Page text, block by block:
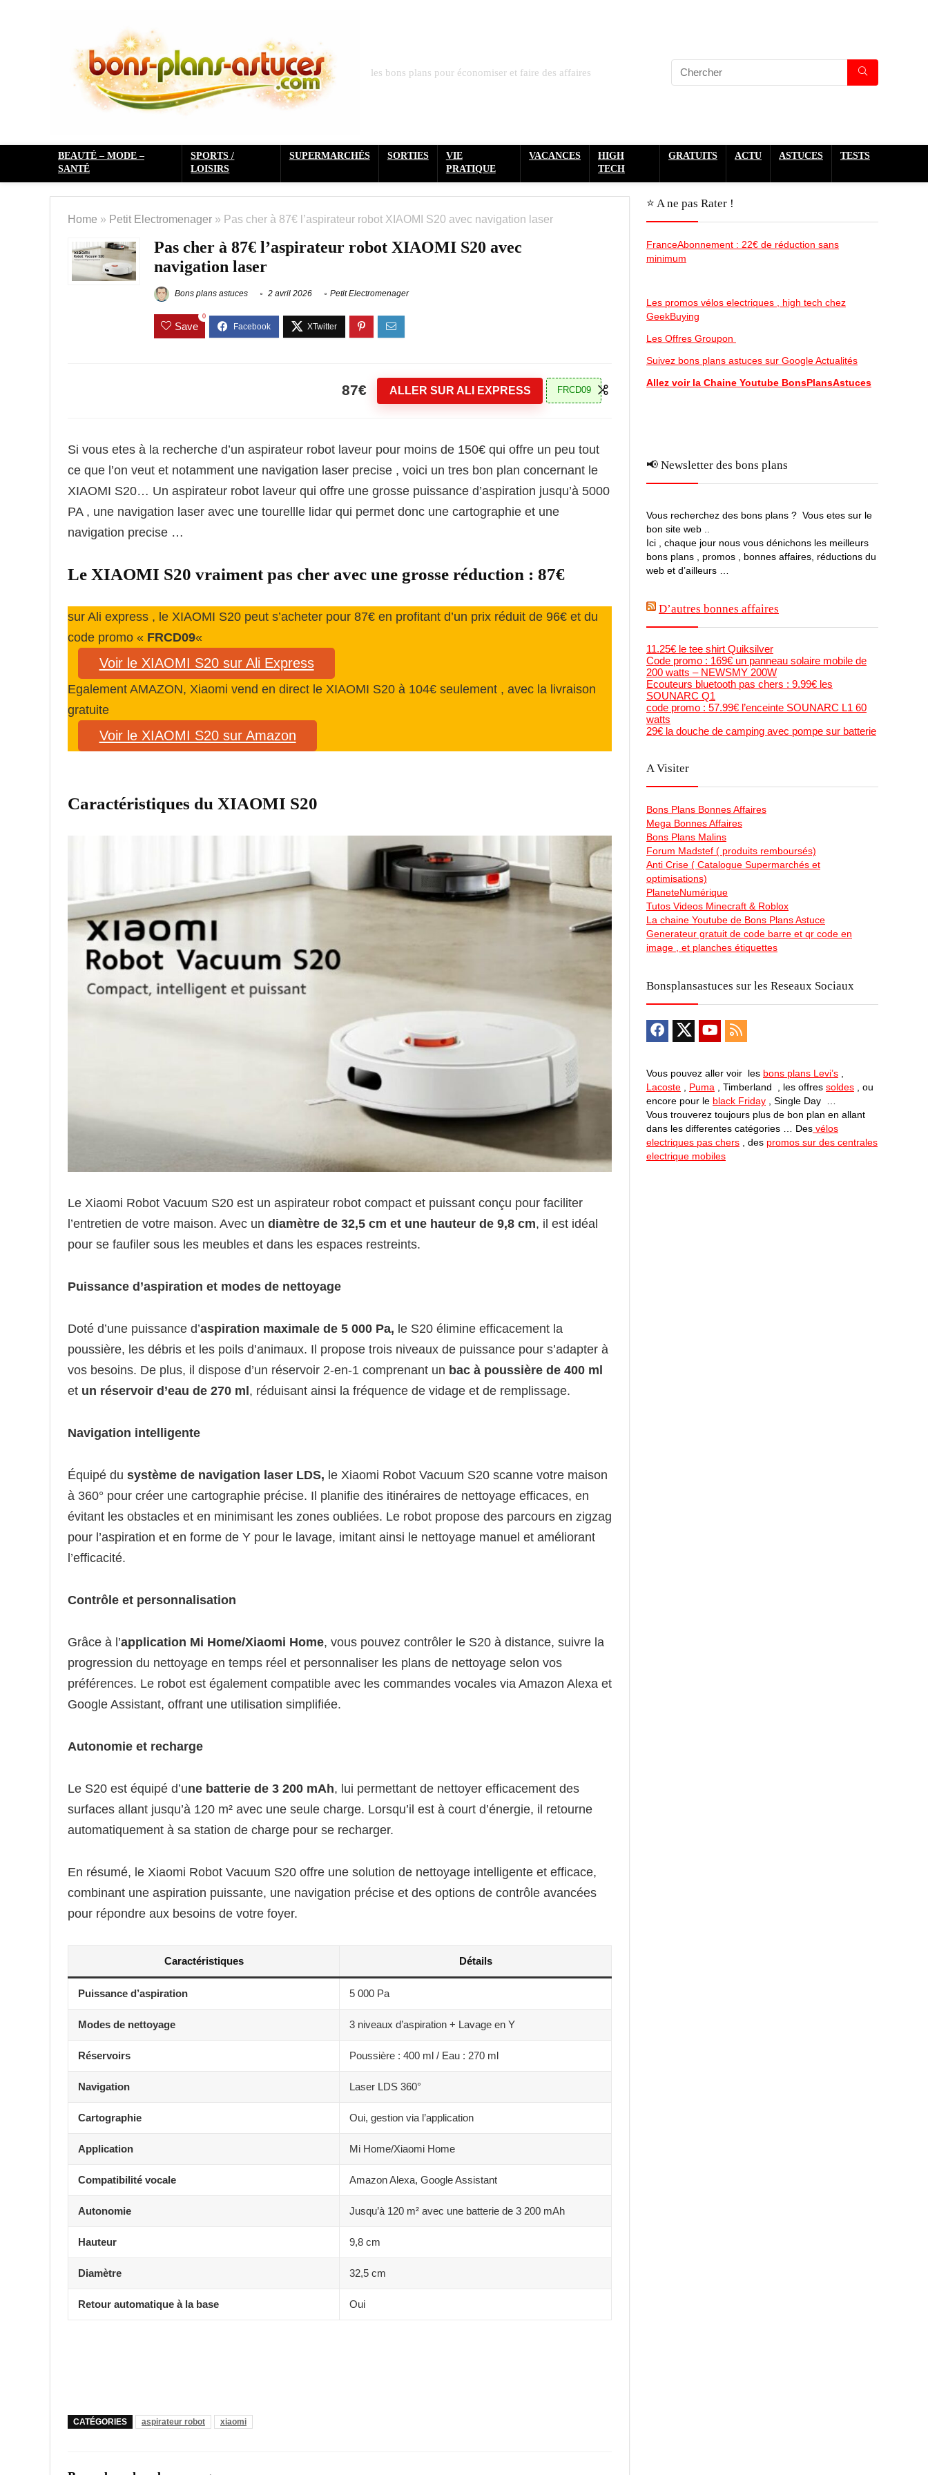
les bons plans pour économiser et faire des affaires
BEAUTÉ – MODE –
SANTÉ
SPORTS /
LOISIRS
SUPERMARCHÉS SORTIES
VIE
PRATIQUE
VACANCES
HIGH
TECH
GRATUITS ACTU ASTUCES TESTS
Home » Petit Electromenager » Pas cher à 87€ l’aspirateur robot XIAOMI S20 avec navigation laser
Pas cher à 87€ l’aspirateur robot XIAOMI S20 avec
navigation laser
Bons plans astuces 2 avril 2026 Petit Electromenager
Save
0
87€ ALLER SUR ALI EXPRESS FRCD09
Si vous etes à la recherche d’un aspirateur robot laveur pour moins de 150€ qui offre un peu tout
ce que l’on veut et notamment une navigation laser precise , voici un tres bon plan concernant le
XIAOMI S20… Un aspirateur robot laveur qui offre une grosse puissance d’aspiration jusqu’à 5000
PA , une navigation laser avec une tourellle lidar qui permet donc une cartographie et une
navigation precise …
Le XIAOMI S20 vraiment pas cher avec une grosse réduction : 87€
sur Ali express , le XIAOMI S20 peut s’acheter pour 87€ en profitant d’un prix réduit de 96€ et du
code promo « FRCD09«
Voir le XIAOMI S20 sur Ali Express
Egalement AMAZON, Xiaomi vend en direct le XIAOMI S20 à 104€ seulement , avec la livraison
gratuite
Voir le XIAOMI S20 sur Amazon
Caractéristiques du XIAOMI S20
Le Xiaomi Robot Vacuum S20 est un aspirateur robot compact et puissant conçu pour faciliter
l’entretien de votre maison. Avec un diamètre de 32,5 cm et une hauteur de 9,8 cm, il est idéal
pour se faufiler sous les meubles et dans les espaces restreints.
Puissance d’aspiration et modes de nettoyage
Doté d’une puissance d’aspiration maximale de 5 000 Pa, le S20 élimine efficacement la
poussière, les débris et les poils d’animaux. Il propose trois niveaux de puissance pour s’adapter à
vos besoins. De plus, il dispose d’un réservoir 2-en-1 comprenant un bac à poussière de 400 ml
et un réservoir d’eau de 270 ml, réduisant ainsi la fréquence de vidage et de remplissage.
Navigation intelligente
Équipé du système de navigation laser LDS, le Xiaomi Robot Vacuum S20 scanne votre maison
à 360° pour créer une cartographie précise. Il planifie des itinéraires de nettoyage efficaces, en
évitant les obstacles et en minimisant les zones oubliées. Le robot propose des parcours en zigzag
pour l’aspiration et en forme de Y pour le lavage, imitant ainsi le nettoyage manuel et améliorant
l’efficacité.
Contrôle et personnalisation
Grâce à l’application Mi Home/Xiaomi Home, vous pouvez contrôler le S20 à distance, suivre la
progression du nettoyage en temps réel et personnaliser les plans de nettoyage selon vos
préférences. Le robot est également compatible avec les commandes vocales via Amazon Alexa et
Google Assistant, offrant une utilisation simplifiée.
Autonomie et recharge
Le S20 est équipé d’une batterie de 3 200 mAh, lui permettant de nettoyer efficacement des
surfaces allant jusqu’à 120 m² avec une seule charge. Lorsqu’il est à court d’énergie, il retourne
automatiquement à sa station de charge pour se recharger.
En résumé, le Xiaomi Robot Vacuum S20 offre une solution de nettoyage intelligente et efficace,
combinant une aspiration puissante, une navigation précise et des options de contrôle avancées
pour répondre aux besoins de votre foyer.
Caractéristiques Détails
Puissance d’aspiration 5 000 Pa
Modes de nettoyage 3 niveaux d’aspiration + Lavage en Y
Réservoirs Poussière : 400 ml / Eau : 270 ml
Navigation Laser LDS 360°
Cartographie Oui, gestion via l’application
Application Mi Home/Xiaomi Home
Compatibilité vocale Amazon Alexa, Google Assistant
Autonomie Jusqu’à 120 m² avec une batterie de 3 200 mAh
Hauteur 9,8 cm
Diamètre 32,5 cm
Retour automatique à la base Oui
CATÉGORIES aspirateur robot xiaomi
⭐️ A ne pas Rater !
FranceAbonnement : 22€ de réduction sans
minimum
Les promos vélos electriques , high tech chez
GeekBuying
Les Offres Groupon
Suivez bons plans astuces sur Google Actualités
Allez voir la Chaine Youtube BonsPlansAstuces
📢 Newsletter des bons plans
Vous recherchez des bons plans ? Vous etes sur le
bon site web ..
Ici , chaque jour nous vous dénichons les meilleurs
bons plans , promos , bonnes affaires, réductions du
web et d’ailleurs …
D’autres bonnes affaires
11.25€ le tee shirt Quiksilver
Code promo : 169€ un panneau solaire mobile de
200 watts – NEWSMY 200W
Ecouteurs bluetooth pas chers : 9.99€ les
SOUNARC Q1
code promo : 57.99€ l’enceinte SOUNARC L1 60
watts
29€ la douche de camping avec pompe sur batterie
A Visiter
Bons Plans Bonnes Affaires
Mega Bonnes Affaires
Bons Plans Malins
Forum Madstef ( produits remboursés)
Anti Crise ( Catalogue Supermarchés et
optimisations)
PlaneteNumérique
Tutos Videos Minecraft & Roblox
La chaine Youtube de Bons Plans Astuce
Generateur gratuit de code barre et qr code en
image , et planches étiquettes
Bonsplansastuces sur les Reseaux Sociaux
Vous pouvez aller voir les bons plans Levi’s
Lacoste
Puma , Timberland , les offres soldes , ou
encore pour le black Friday , Single Day …
Vous trouverez toujours plus de bon plan en allant
dans les differentes catégories … Des vélos
electriques pas chers , des promos sur des centrales
electrique mobiles